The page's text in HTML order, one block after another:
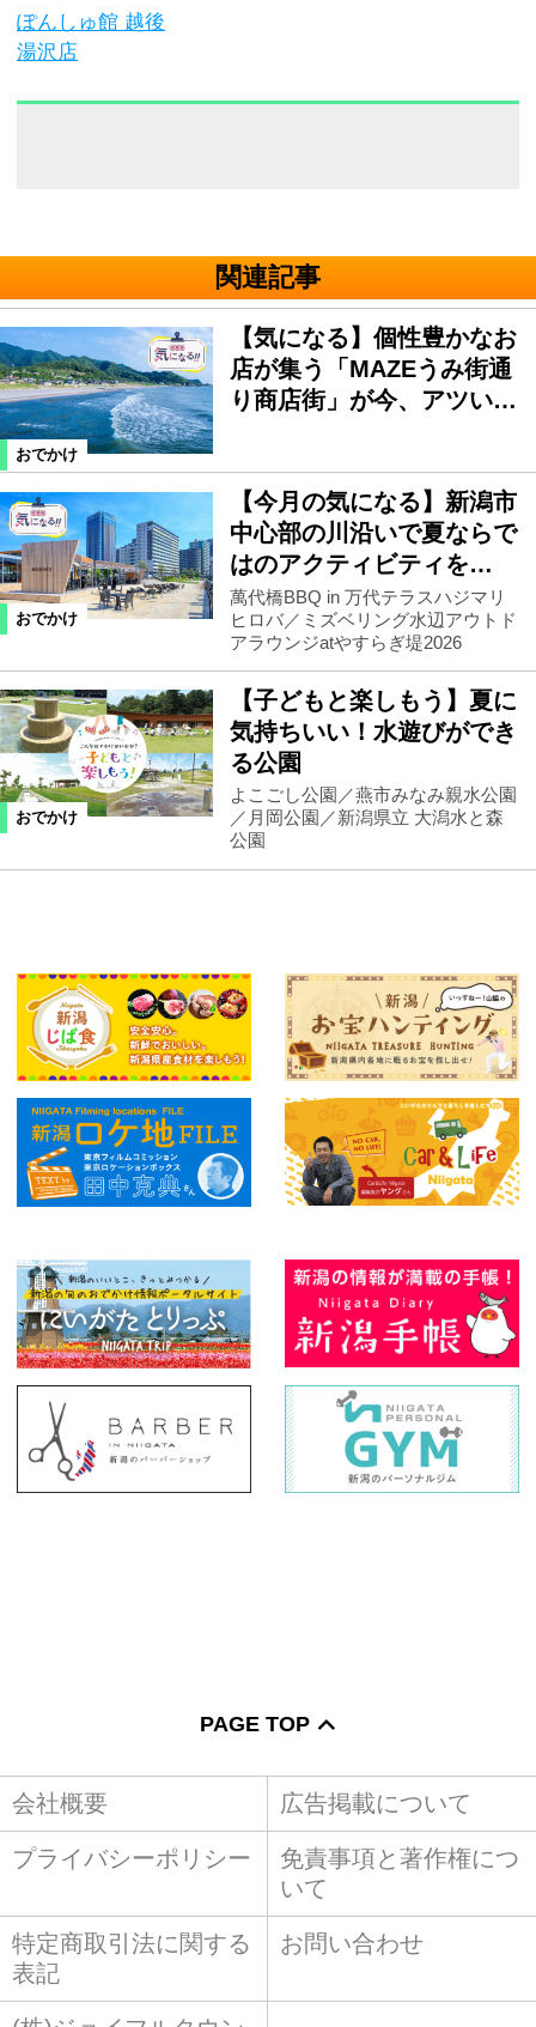
ぽんしゅ館 越後
湯沢店
関連記事
おでかけ
【気になる】個性豊かなお
店が集う「MAZEうみ街通
り商店街」が今、アツい…
おでかけ
【今月の気になる】新潟市
中心部の川沿いで夏ならで
はのアクティビティを…
萬代橋BBQ in 万代テラスハジマリ
ヒロバ／ミズベリング水辺アウトド
アラウンジatやすらぎ堤2026
おでかけ
【子どもと楽しもう】夏に
気持ちいい！水遊びができ
る公園
よこごし公園／燕市みなみ親水公園
／月岡公園／新潟県立 大潟水と森
公園
PAGE TOP
会社概要 広告掲載について
プライバシーポリシー
免責事項と著作権につ
いて
特定商取引法に関する
表記
お問い合わせ